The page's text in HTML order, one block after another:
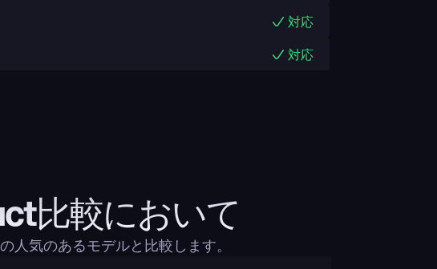
対応
対応
比較において
気のあるモデルと比較します。